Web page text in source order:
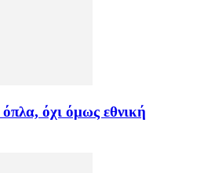
όχι όμως εθνική